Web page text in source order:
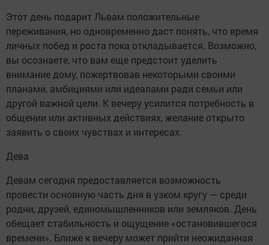
Этот день подарит Львам положительные
переживания, но одновременно даст понять, что время
личных побед и роста пока откладывается. Возможно,
вы осознаете, что вам еще предстоит уделить
внимание дому, пожертвовав некоторыми своими
планами, амбициями или идеалами ради семьи или
другой важной цели. К вечеру усилится потребность в
общении или активных действиях, желание открыто
заявить о своих чувствах и интересах.
Дева
Девам сегодня предоставляется возможность
провести основную часть дня в узком кругу — среди
родни, друзей, единомышленников или земляков. День
обещает стабильность и ощущение «остановившегося
времени». Ближе к вечеру может прийти неожиданная